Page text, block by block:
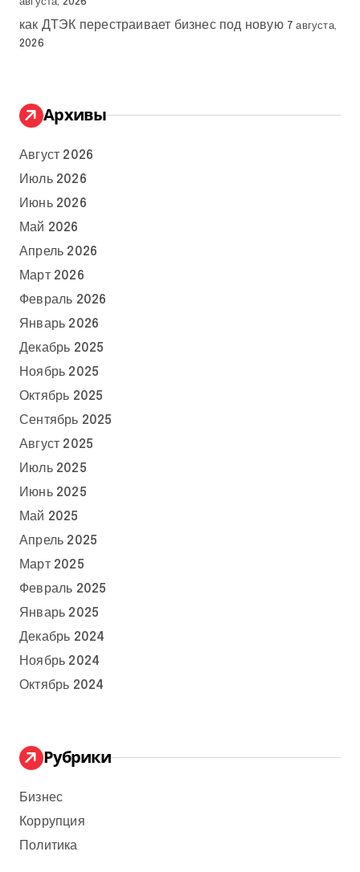
как ДТЭК перестраивает бизнес под новую 7 августа,
2026
Архивы
Август 2026
Июль 2026
Июнь 2026
Май 2026
Апрель 2026
Март 2026
Февраль 2026
Январь 2026
Декабрь 2025
Ноябрь 2025
Октябрь 2025
Сентябрь 2025
Август 2025
Июль 2025
Июнь 2025
Май 2025
Апрель 2025
Март 2025
Февраль 2025
Январь 2025
Декабрь 2024
Ноябрь 2024
Октябрь 2024
Рубрики
Бизнес
Коррупция
Политика